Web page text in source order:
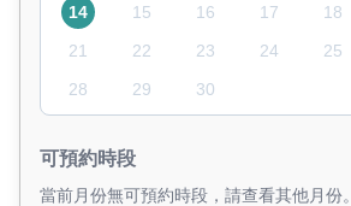
14
15 16 17 18
21
22 23 24 25
28
29 30
可預約時段
當前月份無可預約時段，請查看其他月份。